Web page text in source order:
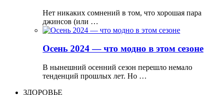
Нет никаких сомнений в том, что хорошая пара
джинсов (или …
Осень 2024 — что модно в этом сезоне
В нынешний осенний сезон перешло немало
тенденций прошлых лет. Но …
ЗДОРОВЬЕ